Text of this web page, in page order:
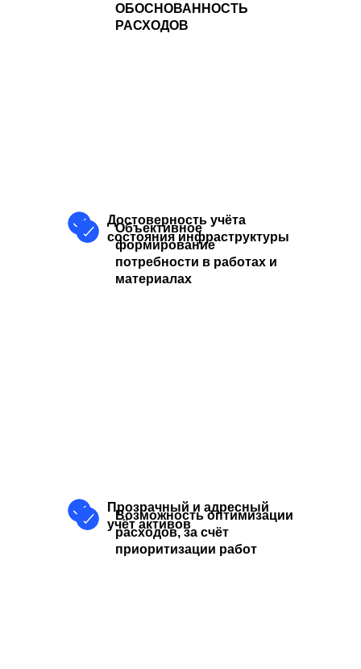
ОБОСНОВАННОСТЬ
РАСХОДОВ
Достоверность учёта
состояния инфраструктуры
Прозрачный и адресный
учёт активов
Объективное
формирование
потребности в работах и
материалах
Возможность оптимизации
расходов, за счёт
приоритизации работ